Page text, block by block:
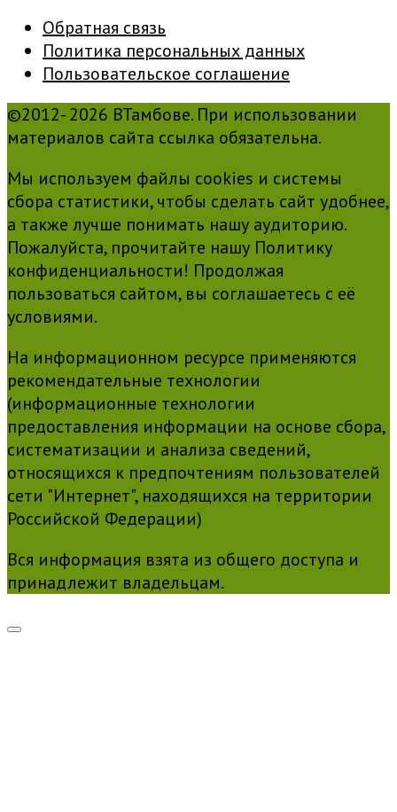
Обратная связь
Политика персональных данных
Пользовательское соглашение
©2012- 2026 ВТамбове. При использовании
материалов сайта ссылка обязательна.
Мы используем файлы cookies и системы
сбора статистики, чтобы сделать сайт удобнее,
а также лучше понимать нашу аудиторию.
Пожалуйста, прочитайте нашу Политику
конфиденциальности! Продолжая
пользоваться сайтом, вы соглашаетесь с её
условиями.
На информационном ресурсе применяются
рекомендательные технологии
(информационные технологии
предоставления информации на основе сбора,
систематизации и анализа сведений,
относящихся к предпочтениям пользователей
сети "Интернет", находящихся на территории
Российской Федерации)
Вся информация взята из общего доступа и
принадлежит владельцам.